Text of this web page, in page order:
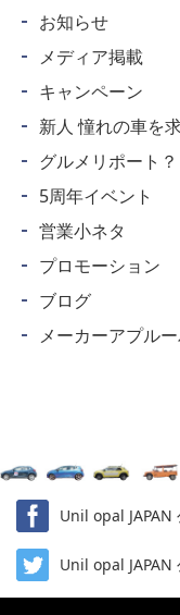
お知らせ
メディア掲載
キャンペーン
新人 憧れの車を
グルメリポート？
5周年イベント
営業小ネタ
プロモーション
ブログ
メーカーアプル
Unil opal JAPAN
Unil opal